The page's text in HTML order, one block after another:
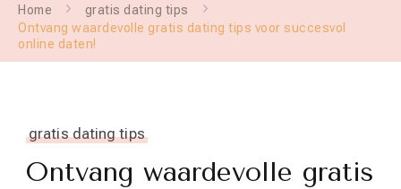
Home
gratis dating tips
Ontvang waardevolle gratis dating tips voor succesvol
online daten!
gratis dating tips
Ontvang waardevolle gratis